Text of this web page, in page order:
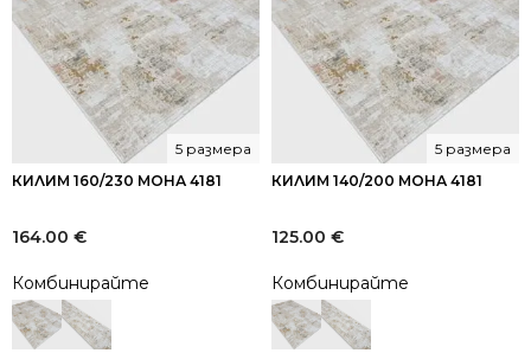
КИЛИМ 160/230 МОНА 4181
5 размера
164.00 €
Комбинирайте
КИЛИМ 140/200 МОНА 4181
5 размера
125.00 €
Комбинирайте